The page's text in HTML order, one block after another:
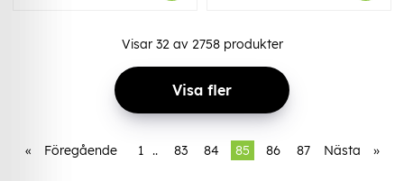
Visar 32av 2758produkter
Visa fler
« Föregående 1 .. 83 84 85 86 87 Nästa »